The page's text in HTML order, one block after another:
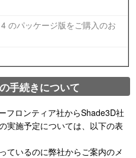
のパッケージ版をご購入のお
手続きについて
フロンティア社からShade3D社
実施予定については、以下の表
ているのに弊社からご案内のメ